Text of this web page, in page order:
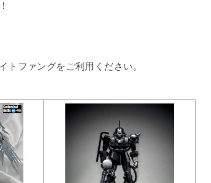
トファングをご利用ください。